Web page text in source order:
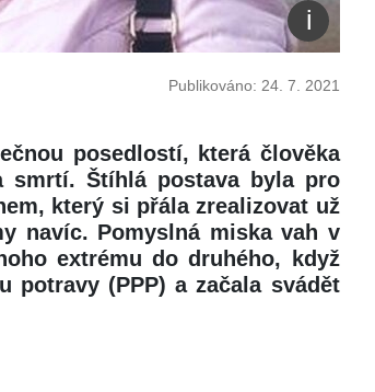
Publikováno: 24. 7. 2021
posedlostí, která člověka
smrtí. Štíhlá postava byla pro
který si přála zrealizovat už
navíc. Pomyslná miska vah v
extrému do druhého, když
potravy (PPP) a začala svádět